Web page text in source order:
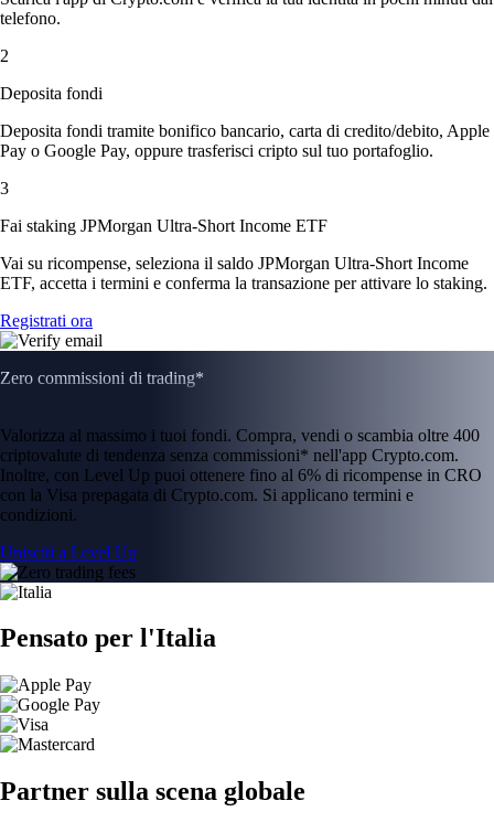
telefono.
2
Deposita fondi
Deposita fondi tramite bonifico bancario, carta di credito/debito, Apple
Pay o Google Pay, oppure trasferisci cripto sul tuo portafoglio.
3
Fai staking JPMorgan Ultra-Short Income ETF
Vai su ricompense, seleziona il saldo JPMorgan Ultra-Short Income
ETF, accetta i termini e conferma la transazione per attivare lo staking.
Registrati ora
Zero commissioni di trading*
Valorizza al massimo i tuoi fondi. Compra, vendi o scambia oltre 400
criptovalute di tendenza senza commissioni* nell'app Crypto.com.
Inoltre, con Level Up puoi ottenere fino al 6% di ricompense in CRO
con la Visa prepagata di Crypto.com. Si applicano termini e
condizioni.
Unisciti a Level Up
Pensato per l'Italia
Partner sulla scena globale